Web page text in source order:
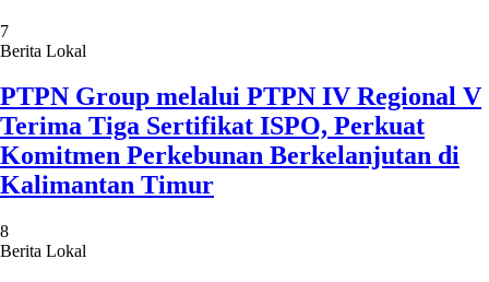
7
Berita Lokal
PTPN Group melalui PTPN IV Regional V
Terima Tiga Sertifikat ISPO, Perkuat
Komitmen Perkebunan Berkelanjutan di
Kalimantan Timur
8
Berita Lokal